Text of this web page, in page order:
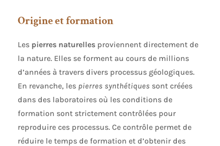
Origine et formation
Les pierres naturellesproviennent directement de
la nature. Elles se forment au cours de millions
d’années à travers divers processus géologiques.
En revanche, les pierres synthétiques sont créées
dans des laboratoires où les conditions de
formation sont strictement contrôlées pour
reproduire ces processus. Ce contrôle permet de
réduire le temps de formation et d’obtenir des